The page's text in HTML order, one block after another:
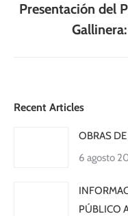
Presentación del
Recent Articles
OBRAS
6 agosto
PÚBLICO